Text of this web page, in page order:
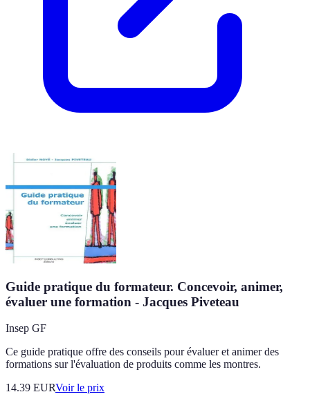
Guide pratique du formateur. Concevoir, animer,
évaluer une formation - Jacques Piveteau
Insep GF
Ce guide pratique offre des conseils pour évaluer et animer des
formations sur l'évaluation de produits comme les montres.
14.39 EURVoir le prix